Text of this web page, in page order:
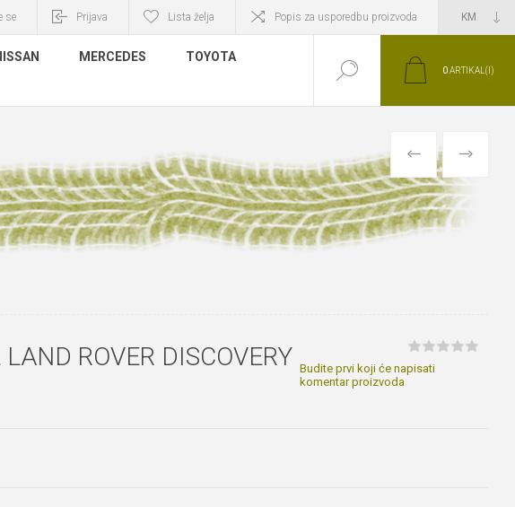
se Prijava Lista želja Popis za usporedbu proizvoda
MERCEDES
TOYOTA
0ARTIKAL(I)
PRETHODNI
SLIJEDEĆI
ROVER DISCOVERY Budite prvi koji će napisati
komentar proizvoda